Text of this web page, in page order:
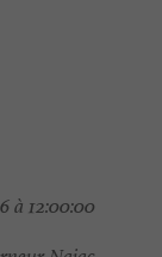
à 12:00:00